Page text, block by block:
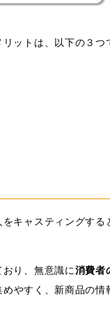
ットは、以下の３つ
キャスティングす
り、無意識に消費者
めやすく、新商品の情